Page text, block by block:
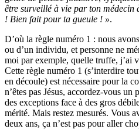
être surveillé à vie par ton
! Bien fait pour ta gueule ! ».
D’où la règle numéro 1 : nous
ou d’un individu, et personne ne
moi par exemple, quelle truffe, j’ai
Cette règle numéro 1 (s’interdire
en découle) est nécessaire pour la
n’êtes pas Jésus, accordez-vous un
des exceptions face à des gros
mérité. Mais restez mesurés. Vous
deux ans, ça n’est pas pour aller